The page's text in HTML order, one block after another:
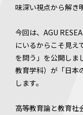
味深い視点から解き
今回は、AGU
にいるからこそ見え
を問う」を公開しま
教育学科）が「日本
します。
高等教育論と教育社